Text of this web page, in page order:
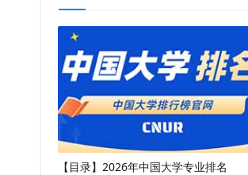
【目录】2026年中国大学专业排名